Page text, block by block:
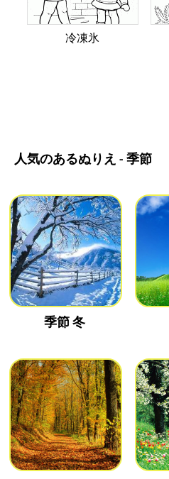
冷凍氷
人気のあるぬりえ - 季節
季節 冬